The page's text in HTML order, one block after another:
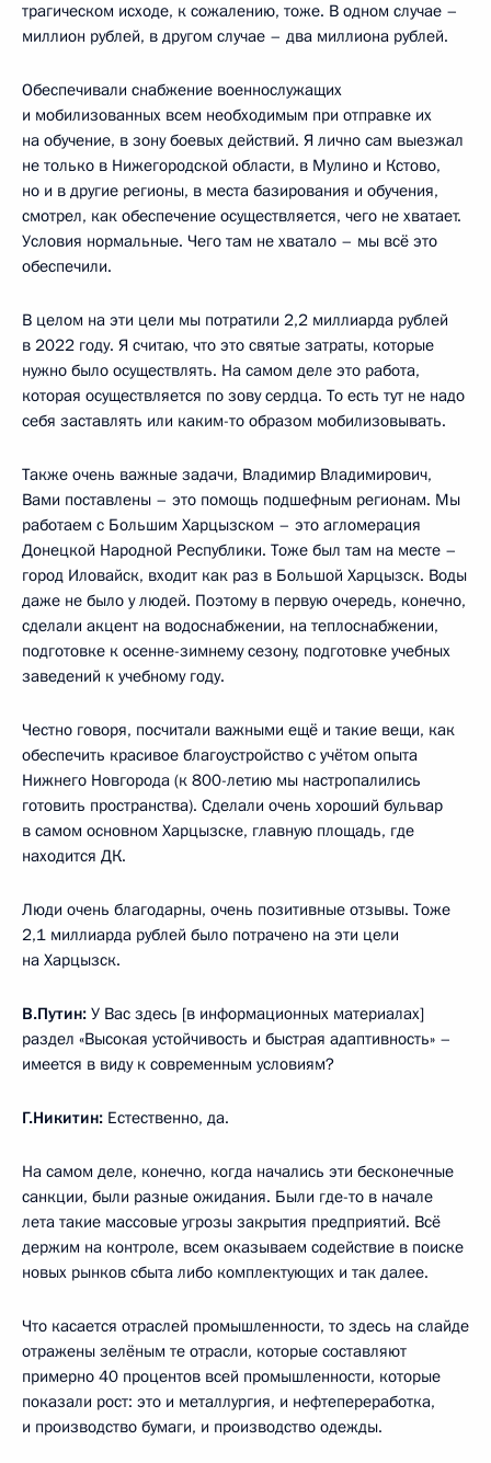
трагическом исходе, к сожалению, тоже. В одном случае –
миллион рублей, в другом случае – два миллиона рублей.
Обеспечивали снабжение военнослужащих
и мобилизованных всем необходимым при отправке их
на обучение, в зону боевых действий. Я лично сам выезжал
не только в Нижегородской области, в Мулино и Кстово,
но и в другие регионы, в места базирования и обучения,
смотрел, как обеспечение осуществляется, чего не хватает.
Условия нормальные. Чего там не хватало – мы всё это
обеспечили.
В целом на эти цели мы потратили 2,2 миллиарда рублей
в 2022 году. Я считаю, что это святые затраты, которые
нужно было осуществлять. На самом деле это работа,
которая осуществляется по зову сердца. То есть тут не надо
себя заставлять или каким-то образом мобилизовывать.
Также очень важные задачи, Владимир Владимирович,
Вами поставлены – это помощь подшефным регионам. Мы
работаем с Большим Харцызском – это агломерация
Донецкой Народной Республики. Тоже был там на месте –
город Иловайск, входит как раз в Большой Харцызск. Воды
даже не было у людей. Поэтому в первую очередь, конечно,
сделали акцент на водоснабжении, на теплоснабжении,
подготовке к осенне-зимнему сезону, подготовке учебных
заведений к учебному году.
Честно говоря, посчитали важными ещё и такие вещи, как
обеспечить красивое благоустройство с учётом опыта
Нижнего Новгорода (к 800-летию мы настропалились
готовить пространства). Сделали очень хороший бульвар
в самом основном Харцызске, главную площадь, где
находится ДК.
Люди очень благодарны, очень позитивные отзывы. Тоже
2,1 миллиарда рублей было потрачено на эти цели
на Харцызск.
В.Путин: У Вас здесь [в информационных материалах]
раздел «Высокая устойчивость и быстрая адаптивность» –
имеется в виду к современным условиям?
Г.Никитин: Естественно, да.
На самом деле, конечно, когда начались эти бесконечные
санкции, были разные ожидания. Были где-то в начале
лета такие массовые угрозы закрытия предприятий. Всё
держим на контроле, всем оказываем содействие в поиске
новых рынков сбыта либо комплектующих и так далее.
Что касается отраслей промышленности, то здесь на слайде
отражены зелёным те отрасли, которые составляют
примерно 40 процентов всей промышленности, которые
показали рост: это и металлургия, и нефтепереработка,
и производство бумаги, и производство одежды.